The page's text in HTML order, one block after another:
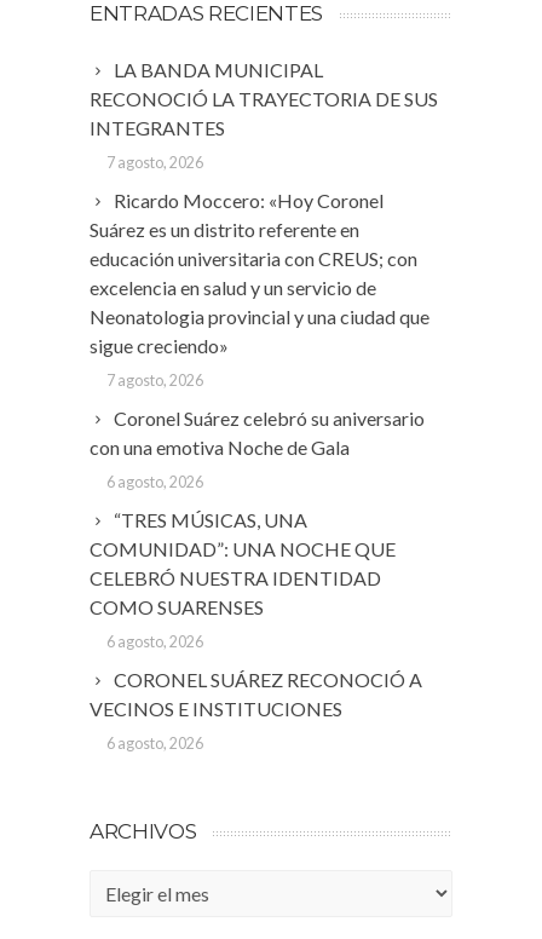
ENTRADAS RECIENTES
LA BANDA MUNICIPAL
RECONOCIÓ LA TRAYECTORIA DE SUS
INTEGRANTES
7 agosto, 2026
Ricardo Moccero: «Hoy Coronel
Suárez es un distrito referente en
educación universitaria con CREUS; con
excelencia en salud y un servicio de
Neonatologia provincial y una ciudad que
sigue creciendo»
7 agosto, 2026
Coronel Suárez celebró su aniversario
con una emotiva Noche de Gala
6 agosto, 2026
“TRES MÚSICAS, UNA
COMUNIDAD”: UNA NOCHE QUE
CELEBRÓ NUESTRA IDENTIDAD
COMO SUARENSES
6 agosto, 2026
CORONEL SUÁREZ RECONOCIÓ A
VECINOS E INSTITUCIONES
6 agosto, 2026
ARCHIVOS
Archivos